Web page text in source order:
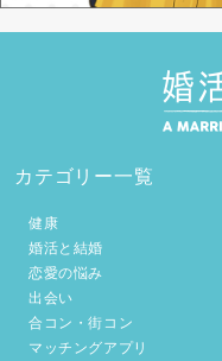
カテゴリー一覧
健康
婚活と結婚
恋愛の悩み
出会い
合コン・街コン
マッチングアプリ